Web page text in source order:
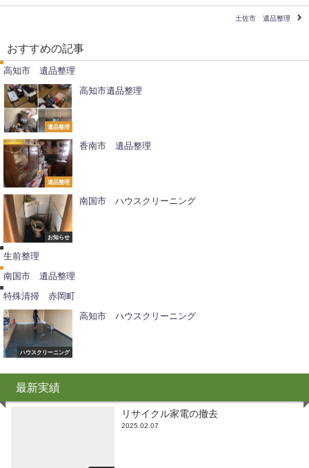
土佐市 遺品整理
おすすめの記事
高知市 遺品整理
遺品整理
高知市遺品整理
遺品整理
香南市 遺品整理
お知らせ
南国市 ハウスクリーニング
生前整理
南国市 遺品整理
特殊清掃 赤岡町
ハウスクリーニング
高知市 ハウスクリーニング
最新実績
リサイクル家電の撤去
2025.02.07